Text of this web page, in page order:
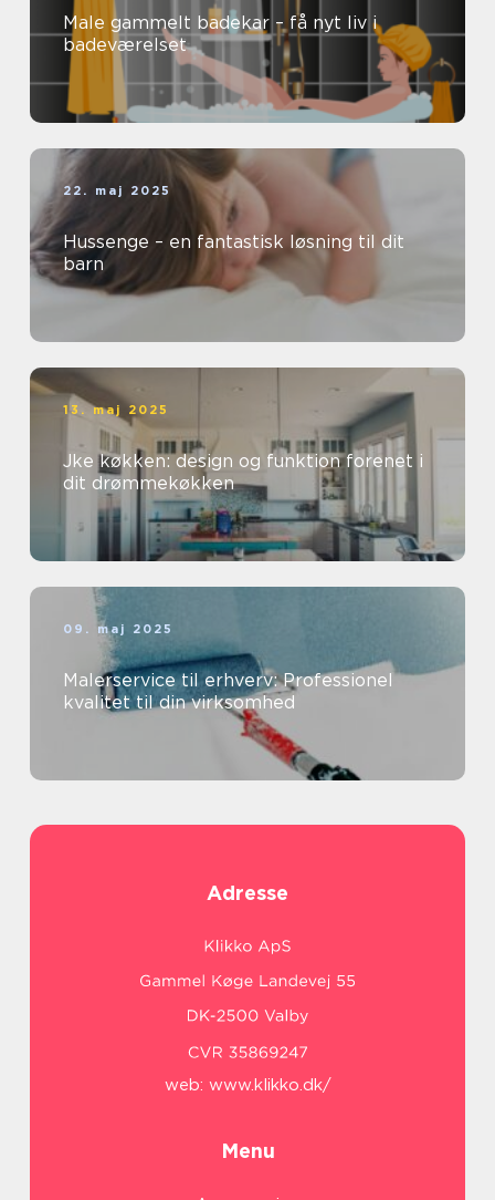
Male gammelt badekar – få nyt liv i
badeværelset
22. maj 2025
Hussenge – en fantastisk løsning til dit
barn
13. maj 2025
Jke køkken: design og funktion forenet i
dit drømmekøkken
09. maj 2025
Malerservice til erhverv: Professionel
kvalitet til din virksomhed
Adresse
web: www.klikko.dk/
Menu